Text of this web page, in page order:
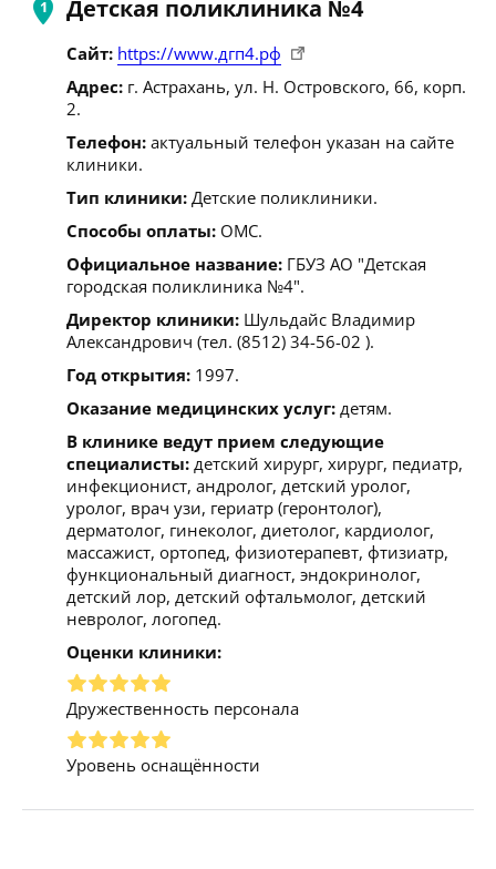
Детская поликлиника №4
Сайт: https://www.дгп4.рф
Адрес: г. Астрахань, ул. Н. Островского, 66, корп.
2.
Телефон: актуальный телефон указан на сайте
клиники.
Тип клиники: Детские поликлиники.
Способы оплаты: ОМС.
Официальное название: ГБУЗ АО "Детская
городская поликлиника №4".
Директор клиники: Шульдайс Владимир
Александрович (тел. (8512) 34-56-02 ).
Год открытия: 1997.
Оказание медицинских услуг: детям.
В клинике ведут прием следующие
специалисты: детский хирург, хирург, педиатр,
инфекционист, андролог, детский уролог,
уролог, врач узи, гериатр (геронтолог),
дерматолог, гинеколог, диетолог, кардиолог,
массажист, ортопед, физиотерапевт, фтизиатр,
функциональный диагност, эндокринолог,
детский лор, детский офтальмолог, детский
невролог, логопед.
Оценки клиники:
Дружественность персонала
Уровень оснащённости